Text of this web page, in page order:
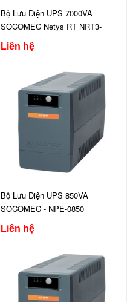
Bộ Lưu Điện UPS 7000VA
SOCOMEC Netys RT NRT3-
U7000CLAC
Liên hệ
Bộ Lưu Điện UPS 850VA
SOCOMEC - NPE-0850
Liên hệ